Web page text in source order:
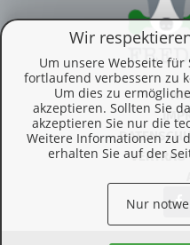
Wir
Um unsere Webseite
fortlaufend verbessern zu
Um dies zu
akzeptieren. Sollten Sie
akzeptieren Sie nur die
Weitere Informationen zu
erhalten Sie auf der
Nur